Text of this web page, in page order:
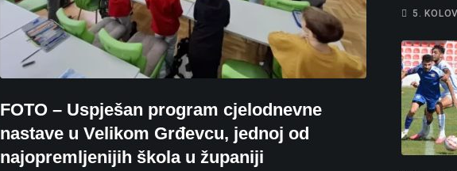
FOTO – Uspješan program cjelodnevne
nastave u Velikom Grđevcu, jednoj od
najopremljenijih škola u županiji
NATO-a:
vojnika i
5.